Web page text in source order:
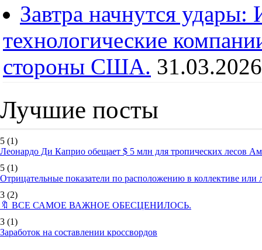
Завтра начнутся
технологические
стороны США. 31.03.2026
Лучшие посты
5 (1)
Леонардо Ди Каприо обещает $ 5 млн для тропических лесов
5 (1)
Отрицательные показатели по расположению в коллективе
3 (2)
🔖 ВСЕ САМОЕ ВАЖНОЕ ОБЕСЦЕНИЛОСЬ.
3 (1)
Заработок на составлении кроссвордов